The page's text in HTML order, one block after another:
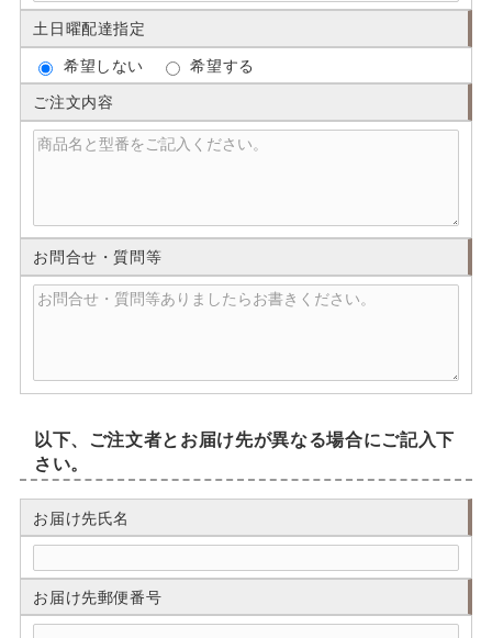
土日曜配達指定
希望しない 希望する
ご注文内容
お問合せ・質問等
以下、ご注文者とお届け先が異なる場合にご記入下
さい。
お届け先氏名
お届け先郵便番号